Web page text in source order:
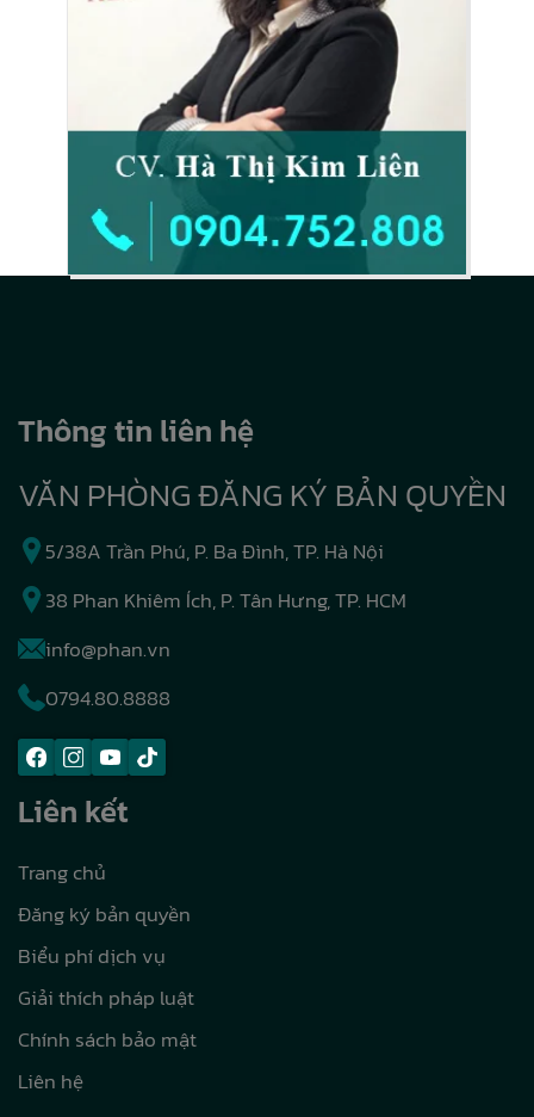
Thông tin liên hệ
VĂN PHÒNG ĐĂNG KÝ BẢN QUYỀN
5/38A Trần Phú, P. Ba Đình, TP. Hà Nội
38 Phan Khiêm Ích, P. Tân Hưng, TP. HCM
info@phan.vn
0794.80.8888
Liên kết
Trang chủ
Đăng ký bản quyền
Biểu phí dịch vụ
Giải thích pháp luật
Chính sách bảo mật
Liên hệ